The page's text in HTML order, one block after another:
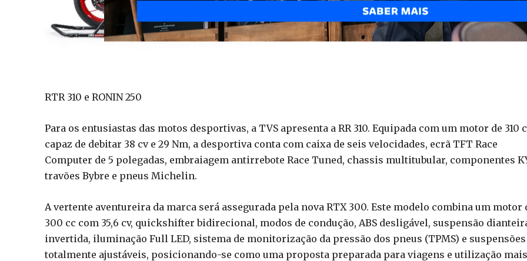
RTR 310 e RONIN 250
Para os entusiastas das motos desportivas, a TVS apresenta a RR 310. Equipada com um motor de 310
capaz de debitar 38 cv e 29 Nm, a desportiva conta com caixa de seis velocidades, ecrã TFT Race
Computer de 5 polegadas, embraiagem antirrebote Race Tuned, chassis multitubular, componentes
travões Bybre e pneus Michelin.
A vertente aventureira da marca será assegurada pela nova RTX 300. Este modelo combina um motor
300 cc com 35,6 cv, quickshifter bidirecional, modos de condução, ABS desligável, suspensão
invertida, iluminação Full LED, sistema de monitorização da pressão dos pneus (TPMS) e suspensões
totalmente ajustáveis, posicionando-se como uma proposta preparada para viagens e utilização mais